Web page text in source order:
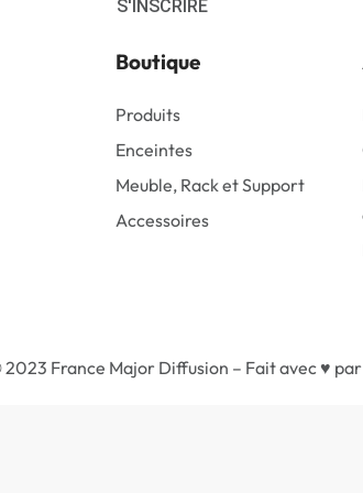
S'INSCRIRE
Boutique
Produits
Enceintes
Meuble, Rack et Support
Accessoires
France Major Diffusion – Fait avec ♥ par